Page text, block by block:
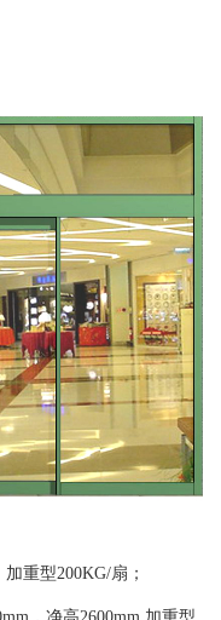
重型200KG/扇；